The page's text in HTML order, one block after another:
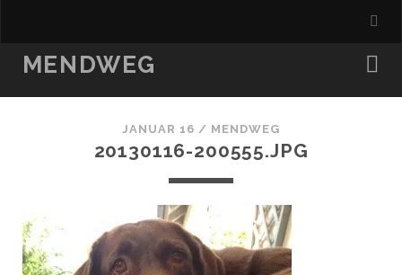
MENDWEG
JANUAR 16 / MENDWEG
20130116-200555.JPG